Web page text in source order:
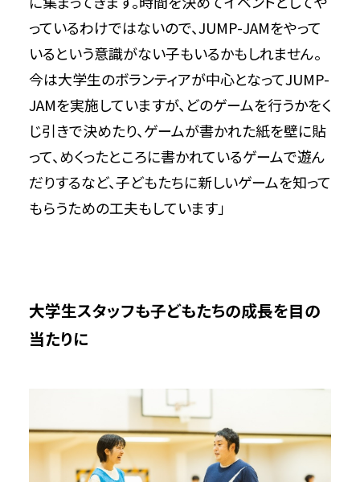
っているわけではないので、JUMP-JAMをやって
いるという意識がない子もいるかもしれません。
今は大学生のボランティアが中心となってJUMP-
JAMを実施していますが、どのゲームを行うかをく
じ引きで決めたり、ゲームが書かれた紙を壁に貼
って、めくったところに書かれているゲームで遊ん
だりするなど、子どもたちに新しいゲームを知って
もらうための工夫もしています」
大学生スタッフも子どもたちの成長を目の
当たりに